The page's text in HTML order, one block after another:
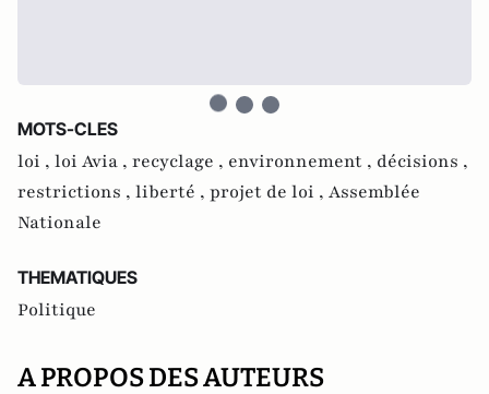
MOTS-CLES
loi , loi Avia , recyclage , environnement , décisions ,
restrictions , liberté , projet de loi , Assemblée
Nationale
THEMATIQUES
Politique
A PROPOS DES AUTEURS